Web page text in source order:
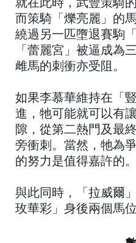
就在此時，武豐策騎
而策騎「爍亮麗」的
繞過另一匹墮退賽駒
「蕾麗宮」被逼成為
雌馬的刺衝亦受阻。
如果李慕華維持在「
進，牠可能就可以有
隙，從第二熱門及最
旁衝刺。當然，牠為
的努力是值得嘉許的。
與此同時，「拉威爾
玫華彩」身後兩個馬